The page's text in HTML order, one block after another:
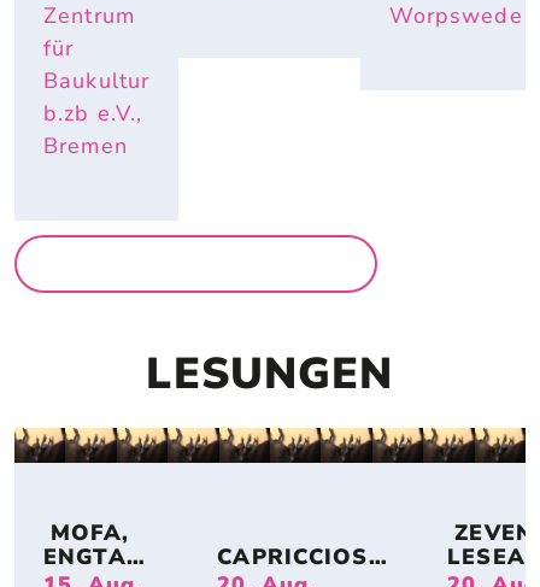
Zentrum
für
Baukultur
b.zb e.V.,
Bremen
Worpswede
LESUNGEN
MOFA,
ENGTANZ
,
CAPRICCIOSO
: EVA
DE: